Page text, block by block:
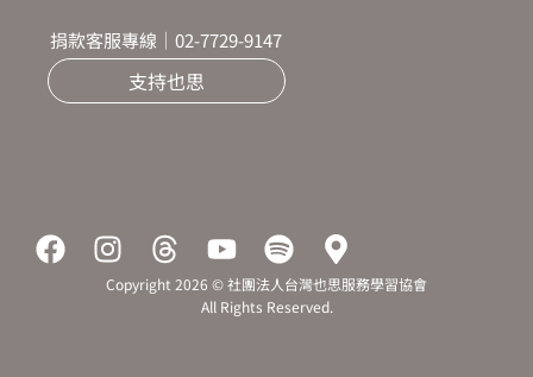
捐款客服專線｜02-7729-9147
支持也思
F
a
I
n
T
h
Y
o
u
S
p
o
M
a
Copyright 2026 © 社團法人台灣也思服務學習協會
All Rights Reserved.